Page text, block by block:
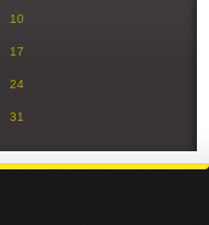
10
17
24
31